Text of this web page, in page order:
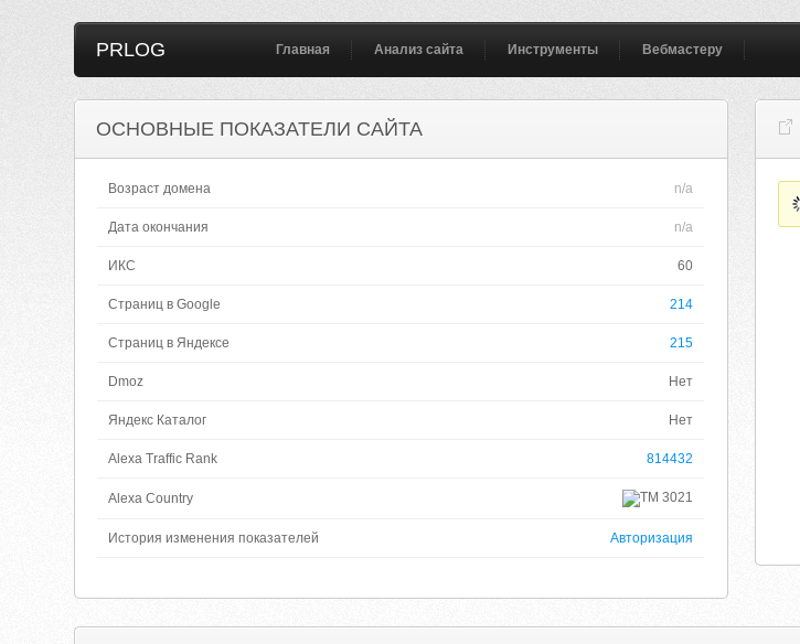
PRLOG Главная Анализ сайта Инструменты Вебмастеру
ОСНОВНЫЕ ПОКАЗАТЕЛИ САЙТА
Возраст домена n/a
Дата окончания n/a
ИКС 60
Страниц в Google 214
Страниц в Яндексе 215
Dmoz Нет
Яндекс Каталог Нет
Alexa Traffic Rank 814432
Alexa Country 3021
История изменения показателей Авторизация